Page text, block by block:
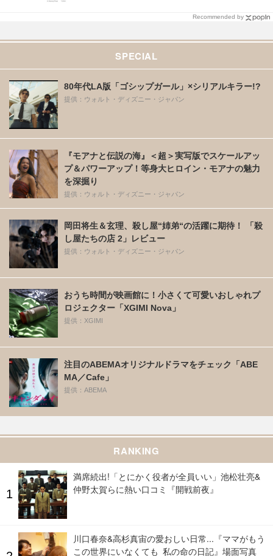
Recommended by
SPECIAL
80年代LA版「ゴシップガール」×シリアルキラー!?
提供：ウォルト・ディズニー・ジャパン
『モアナと伝説の海』＜超＞実写版でスケールアッ
プ＆パワーアップ！等身大ヒロイン・モアナの魅力
を深掘り
提供：ウォルト・ディズニー・ジャパン
岡田将生＆玄理、殺し屋“姉弟“の活躍に期待！ 「殺
し屋たちの店 2」レビュー
提供：ウォルト・ディズニー・ジャパン
おうち時間が映画館に！小さくて可愛いおしゃれプ
ロジェクター「XGIMI Nova」
提供：XGIMI
注目のABEMAオリジナルドラマをチェック「ABE
MA／Cafe」
提供：ABEMA
RANKING
満席続出!「とにかく役者が全員いい」池松壮亮&
仲野太賀らに熱い口コミ『開戦前夜』
川口春奈&高杉真宙の愛おしい日常...『ママがもう
この世界にいなくても 私の命の日記』場面写真